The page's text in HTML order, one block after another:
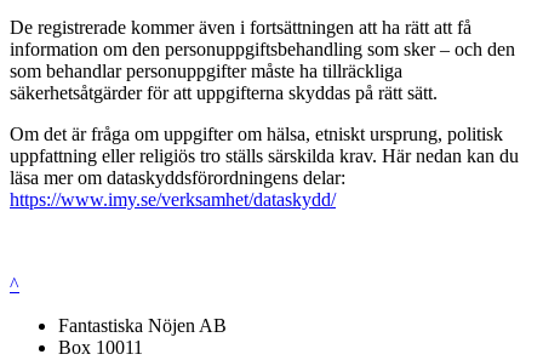
De registrerade kommer även i fortsättningen att ha rätt att få
information om den personuppgiftsbehandling som sker – och den
som behandlar personuppgifter måste ha tillräckliga
säkerhetsåtgärder för att uppgifterna skyddas på rätt sätt.
Om det är fråga om uppgifter om hälsa, etniskt ursprung, politisk
uppfattning eller religiös tro ställs särskilda krav. Här nedan kan du
läsa mer om dataskyddsförordningens delar:
https://www.imy.se/verksamhet/dataskydd/
^
Fantastiska Nöjen AB
Box 10011